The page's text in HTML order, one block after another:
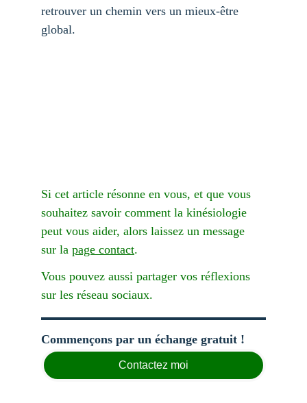
retrouver un chemin vers un mieux-être
global.
Vous pouvez aussi partager vos réflexions
sur les réseau sociaux.
Si cet article résonne en vous, et que vous
souhaitez savoir comment la kinésiologie
peut vous aider, alors laissez un message
sur la page contact.
Contactez moi
Commençons par un échange gratuit !